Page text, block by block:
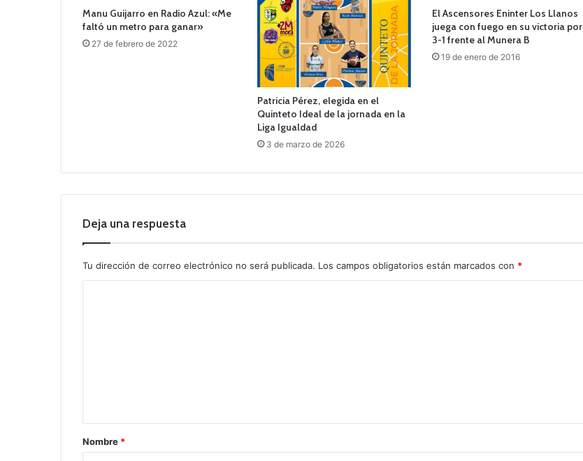
Manu Guijarro en Radio Azul: «Me
faltó un metro para ganar»
27 de febrero de 2022
Patricia Pérez, elegida en el
Quinteto Ideal de la jornada en la
Liga Igualdad
3 de marzo de 2026
El Ascensores Eninter Los Llanos
juega con fuego en su victoria por
3-1 frente al Munera B
19 de enero de 2016
Deja una respuesta
Tu dirección de correo electrónico no será publicada. Los campos obligatorios están marcados con *
rNombre *